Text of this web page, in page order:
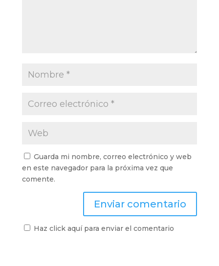
Guarda mi nombre, correo electrónico y web
en este navegador para la próxima vez que
comente.
Haz click aquí para enviar el comentario